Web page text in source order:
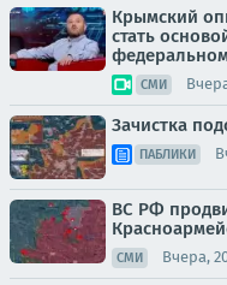
Крымский
стать
СМИ
Зачистка
ПАБЛИКИ
ВС РФ
СМИ Вчера,